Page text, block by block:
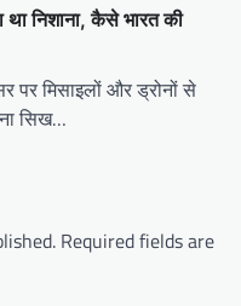
निशाना, कैसे भारत की
पर मिसाइलों और ड्रोनों से
सिख…
Required fields are